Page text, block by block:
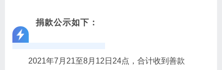
捐款公示如下：
2021年7月21至8月12日24点，合计收到善款